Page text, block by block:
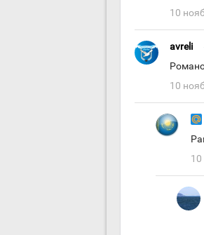
10
avreli
10